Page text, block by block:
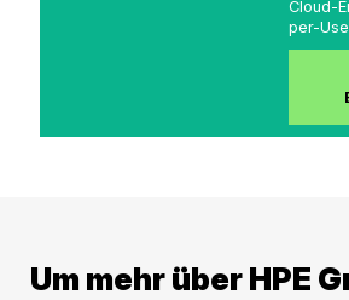
Cloud-
per-
Um mehr über HPE